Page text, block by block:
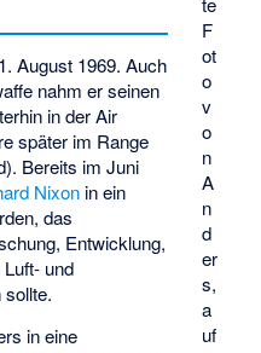
F
ot
o
v
o
n
A
n
d
er
s,
a
uf
August 1969. Auch
nahm er seinen
in der Air
später im Range
Bereits im Juni
Nixon in ein
das
Entwicklung,
und
in eine